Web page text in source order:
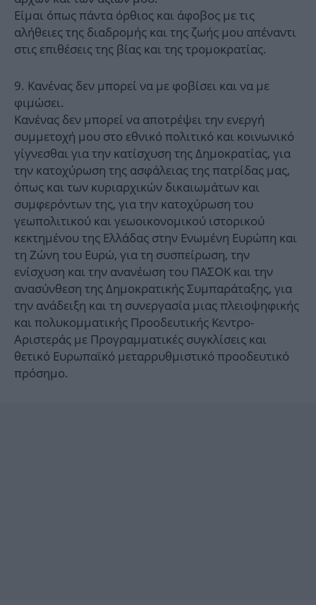
Είμαι όπως πάντα όρθιος και άφοβος με τις
αλήθειες της διαδρομής και της ζωής μου απέναντι
στις επιθέσεις της βίας και της τρομοκρατίας.
9. Κανένας δεν μπορεί να με φοβίσει και να με
φιμώσει.
Κανένας δεν μπορεί να αποτρέψει την ενεργή
συμμετοχή μου στο εθνικό πολιτικό και κοινωνικό
γίγνεσθαι για την κατίσχυση της Δημοκρατίας, για
την κατοχύρωση της ασφάλειας της πατρίδας μας,
όπως και των κυριαρχικών δικαιωμάτων και
συμφερόντων της, για την κατοχύρωση του
γεωπολιτικού και γεωοικονομικού ιστορικού
κεκτημένου της Ελλάδας στην Ενωμένη Ευρώπη και
τη Ζώνη του Ευρώ, για τη συσπείρωση, την
ενίσχυση και την ανανέωση του ΠΑΣΟΚ και την
ανασύνθεση της Δημοκρατικής Συμπαράταξης, για
την ανάδειξη και τη συνεργασία μιας πλειοψηφικής
και πολυκομματικής Προοδευτικής Κεντρο-
Αριστεράς με Προγραμματικές συγκλίσεις και
θετικό Ευρωπαϊκό μεταρρυθμιστικό προοδευτικό
πρόσημο.